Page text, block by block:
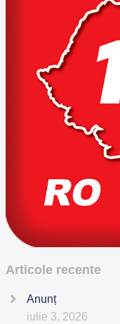
Articole recente
Anunț
iulie 3, 2026